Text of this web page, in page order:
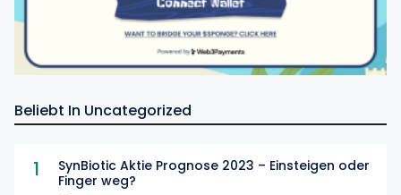
Beliebt In Uncategorized
1
SynBiotic Aktie Prognose 2023 – Einsteigen oder
Finger weg?